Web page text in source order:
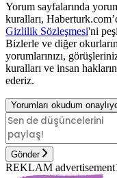
Yorum sayfalarında
kuralları,
Gizlilik Sözleşmesi'ni
Bizlerle ve diğer
yorumlarınızı,
kuralları ve insan
ederiz.
Yorumları okudum
Gönder
REKLAM